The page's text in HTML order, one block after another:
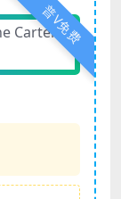
普V免费